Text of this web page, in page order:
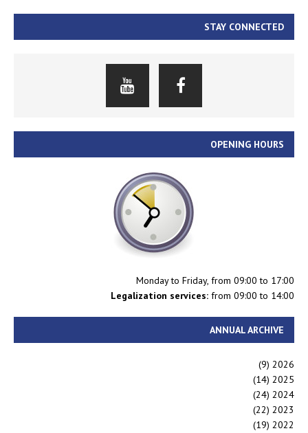
STAY CONNECTED
OPENING HOURS
Monday to Friday, from 09:00 to 17:00
Legalization services: from 09:00 to 14:00
ANNUAL ARCHIVE
2026
(9)
2025
(14)
2024
(24)
2023
(22)
2022
(19)